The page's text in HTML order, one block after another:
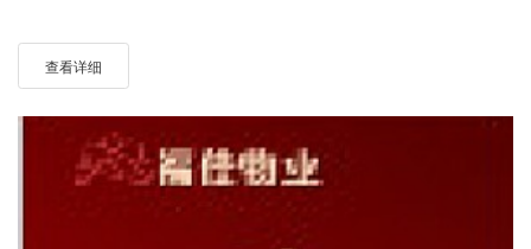
查看详细